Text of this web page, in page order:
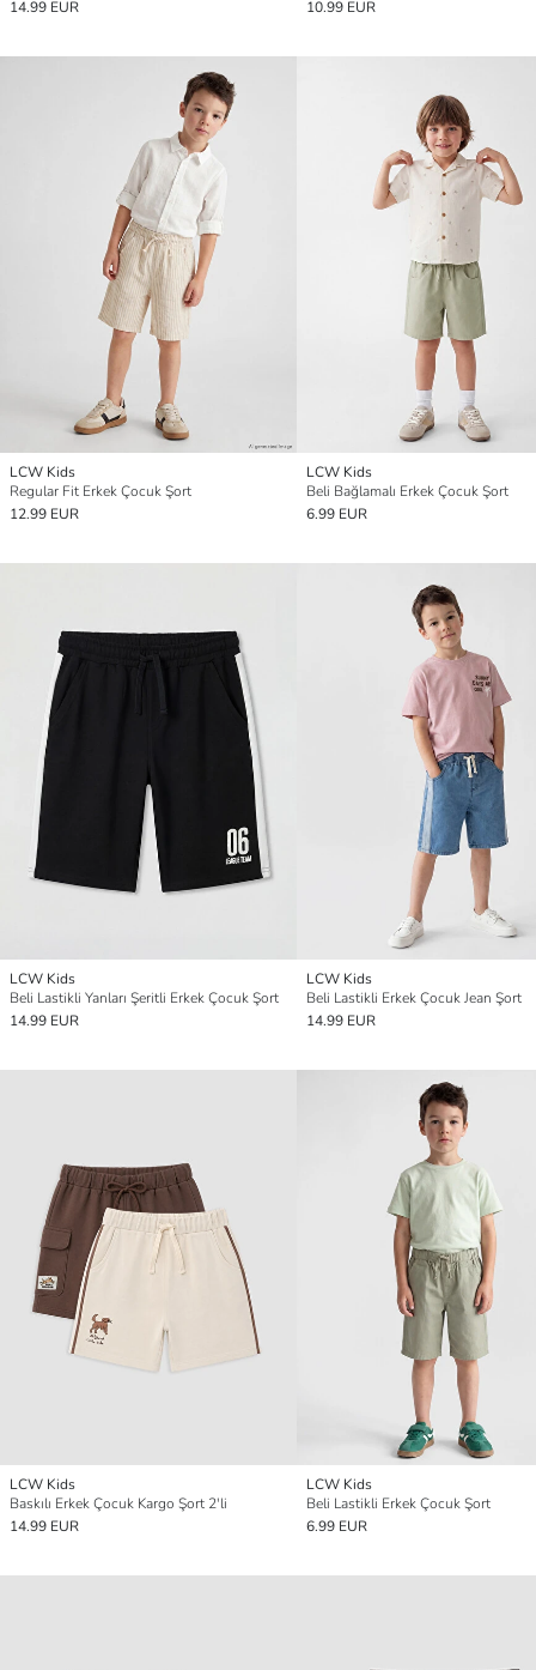
14.99 EUR 10.99 EUR
LCW Kids
Regular Fit Erkek Çocuk Şort
12.99 EUR
LCW Kids
Beli Bağlamalı Erkek Çocuk Şort
6.99 EUR
LCW Kids
Beli Lastikli Yanları Şeritli Erkek Çocuk Şort
14.99 EUR
LCW Kids
Beli Lastikli Erkek Çocuk Jean Şort
14.99 EUR
LCW Kids
Baskılı Erkek Çocuk Kargo Şort 2'li
14.99 EUR
LCW Kids
Beli Lastikli Erkek Çocuk Şort
6.99 EUR